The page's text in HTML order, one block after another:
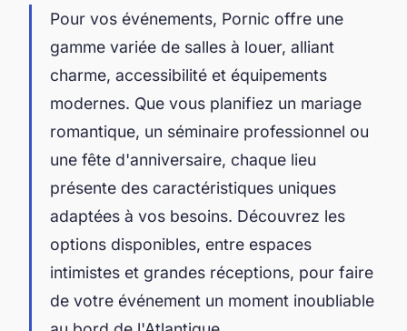
Pour vos événements, Pornic offre une
gamme variée de salles à louer, alliant
charme, accessibilité et équipements
modernes. Que vous planifiez un mariage
romantique, un séminaire professionnel ou
une fête d'anniversaire, chaque lieu
présente des caractéristiques uniques
adaptées à vos besoins. Découvrez les
options disponibles, entre espaces
intimistes et grandes réceptions, pour faire
de votre événement un moment inoubliable